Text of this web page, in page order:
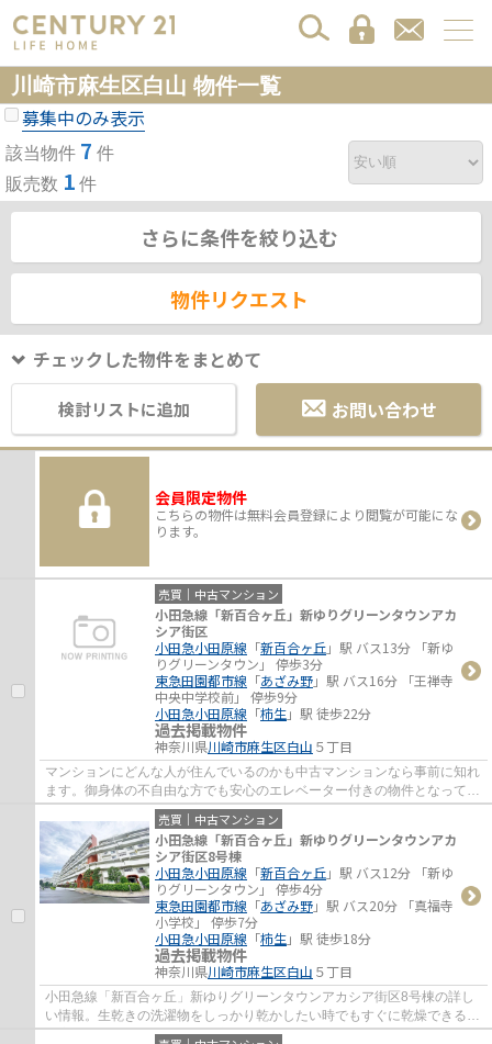
川崎市麻生区白山 物件一覧
募集中のみ表示
該当物件 7 件
販売数 1 件
さらに条件を絞り込む
物件リクエスト
チェックした物件をまとめて
検討リストに追加 お問い合わせ
会員限定物件
こちらの物件は無料会員登録により閲覧が可能にな
ります。
売買｜中古マンション
小田急線「新百合ヶ丘」新ゆりグリーンタウンアカ
シア街区
小田急小田原線 「新百合ヶ丘」駅 バス13分 「新ゆ
りグリーンタウン」 停歩3分
東急田園都市線 「あざみ野」駅 バス16分 「王禅寺
中央中学校前」 停歩9分
小田急小田原線 「柿生」駅 徒歩22分
過去掲載物件
神奈川県川崎市麻生区白山 ５丁目
マンションにどんな人が住んでいるのかも中古マンションなら事前に知れ
ます。御身体の不自由な方でも安心のエレベーター付きの物件となってい
ます。当社は確かな不動産情報をご提供し...
売買｜中古マンション
小田急線「新百合ヶ丘」新ゆりグリーンタウンアカ
シア街区8号棟
小田急小田原線 「新百合ヶ丘」駅 バス12分 「新ゆ
りグリーンタウン」 停歩4分
東急田園都市線 「あざみ野」駅 バス20分 「真福寺
小学校」 停歩7分
小田急小田原線 「柿生」駅 徒歩18分
過去掲載物件
神奈川県川崎市麻生区白山 ５丁目
小田急線「新百合ヶ丘」新ゆりグリーンタウンアカシア街区8号棟の詳し
い情報。生乾きの洗濯物をしっかり乾かしたい時でもすぐに乾燥できる、
浴室乾燥機付きの物件です。交通量が少ない...